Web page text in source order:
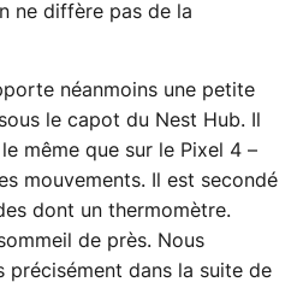
ne diffère pas de la
néanmoins une petite
le capot du Nest Hub. Il
le même que sur le Pixel 4 –
mouvements. Il est secondé
dont un thermomètre.
de près. Nous
précisément dans la suite de